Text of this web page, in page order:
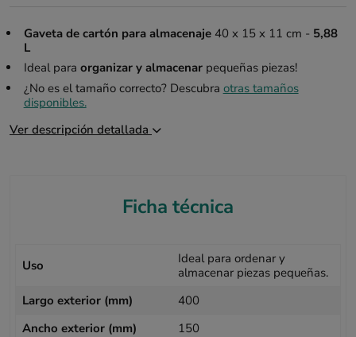
Gaveta de cartón para almacenaje40 x 15 x 11 cm - 5,88
L
Ideal para organizar y almacenarpequeñas piezas!
¿No es el tamaño correcto? Descubra otras tamaños
disponibles.
Ver descripción detallada
Ficha técnica
Uso
Ideal para ordenar y
almacenar piezas pequeñas.
Largo exterior (mm)
400
Ancho exterior (mm)
150